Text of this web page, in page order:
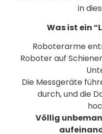
in
Was ist ein
Roboterarme
Roboter auf
Die Messgeräte
durch, und die
Völlig